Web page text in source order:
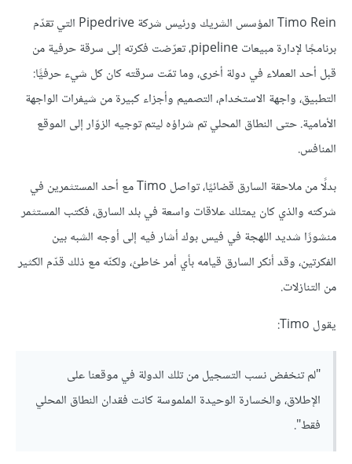
Timo Rein المؤسس الشريك ورئيس شركة Pipedrive التي تقدّم
برنامجًا لإدارة مبيعات pipeline، تعرّضت فكرته إلى سرقة حرفية من
قبل أحد العملاء في دولة أخرى، وما تمّت سرقته كان كل شيء حرفيًّا:
التطبيق، واجهة الاستخدام، التصميم وأجزاء كبيرة من شيفرات الواجهة
الأمامية. حتى النطاق المحلي تم شراؤه ليتم توجيه الزوّار إلى الموقع
المنافس.
بدلًا من ملاحقة السارق قضائيًا، تواصل Timo مع أحد المستثمرين في
شركته والذي كان يمتلك علاقات واسعة في بلد السارق، فكتب المستثمر
منشورًا شديد اللهجة في فيس بوك أشار فيه إلى أوجه الشبه بين
الفكرتين، وقد أنكر السارق قيامه بأي أمر خاطئ، ولكنّه مع ذلك قدّم الكثير
من التنازلات.
يقول Timo:
"لم تنخفض نسب التسجيل من تلك الدولة في موقعنا على
الإطلاق، والخسارة الوحيدة الملموسة كانت فقدان النطاق المحلي
فقط".